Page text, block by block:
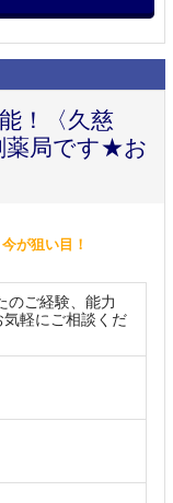
！〈久慈
薬局です★お
今が狙い目！
のご経験、能力
軽にご相談くだ